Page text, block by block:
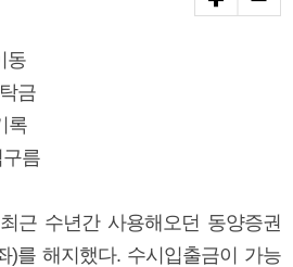
동
금
록
름
근 수년간 사용해오던 동양증권
)를 해지했다. 수시입출금이 가능